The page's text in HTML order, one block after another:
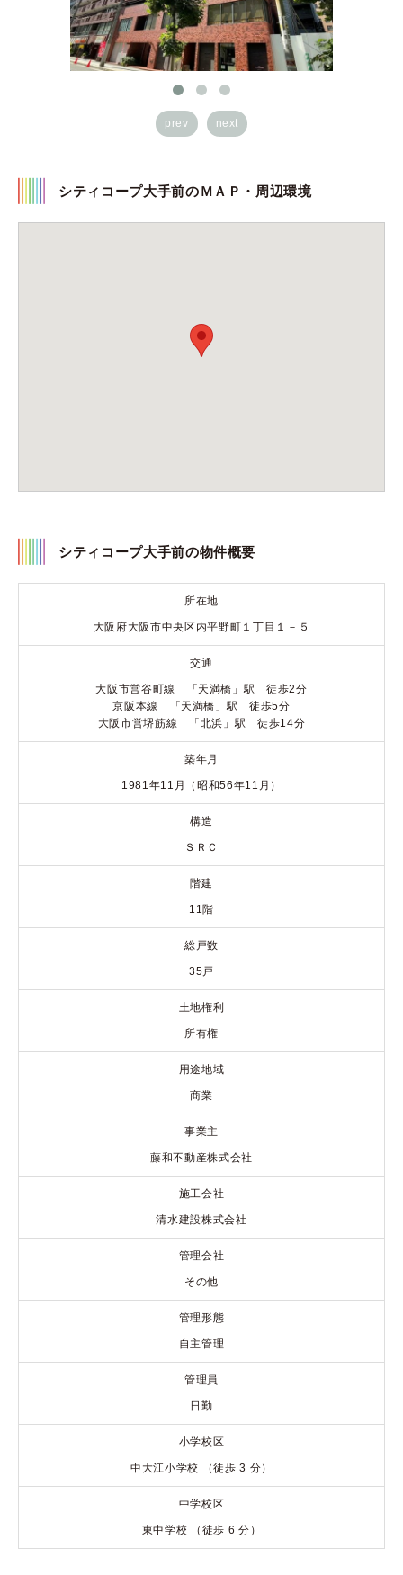
prev next
シティコープ大手前のＭＡＰ・周辺環境
シティコープ大手前の物件概要
所在地
大阪府大阪市中央区内平野町１丁目１－５
交通
大阪市営谷町線 「天満橋」駅 徒歩2分
京阪本線 「天満橋」駅 徒歩5分
大阪市営堺筋線 「北浜」駅 徒歩14分
築年月
1981年11月（昭和56年11月）
構造
ＳＲＣ
階建
11階
総戸数
35戸
土地権利
所有権
用途地域
商業
事業主
藤和不動産株式会社
施工会社
清水建設株式会社
管理会社
その他
管理形態
自主管理
管理員
日勤
小学校区
中大江小学校 （徒歩 3 分）
中学校区
東中学校 （徒歩 6 分）